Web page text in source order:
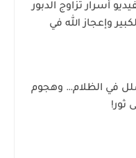
أسرار تزاوج الدبور
وإعجاز الله في
في الظلام… وهجوم
ثور!